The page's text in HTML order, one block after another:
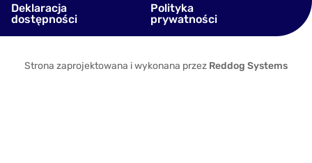
Deklaracja
dostępności
Polityka
prywatności
Strona zaprojektowana i wykonana przez Reddog Systems